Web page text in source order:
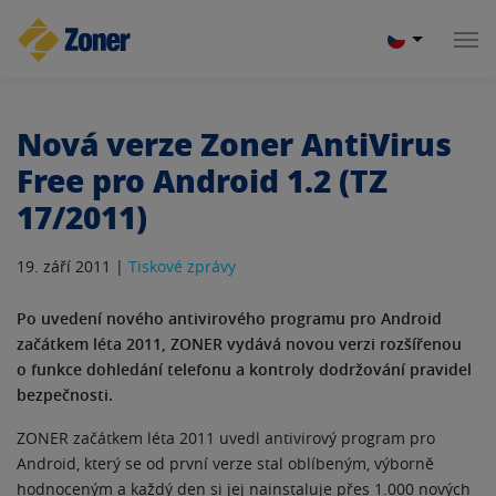
Nová verze Zoner AntiVirus
Free pro Android 1.2 (TZ
17/2011)
19. září 2011 | Tiskové zprávy
Po uvedení nového antivirového programu pro Android
začátkem léta 2011, ZONER vydává novou verzi rozšířenou
o funkce dohledání telefonu a kontroly dodržování pravidel
bezpečnosti.
ZONER začátkem léta 2011 uvedl antivirový program pro
Android, který se od první verze stal oblíbeným, výborně
hodnoceným a každý den si jej nainstaluje přes 1.000 nových